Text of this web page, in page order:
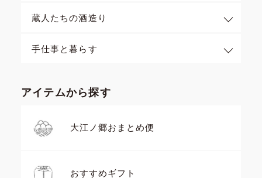
蔵人たちの酒造り
手仕事と暮らす
アイテムから探す
大江ノ郷おまとめ便
おすすめギフト